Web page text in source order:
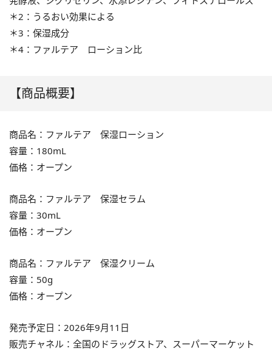
＊2：うるおい効果による
＊3：保湿成分
＊4：ファルテア ローション比
【商品概要】
商品名：ファルテア 保湿ローション
容量：180mL
価格：オープン
商品名：ファルテア 保湿セラム
容量：30mL
価格：オープン
商品名：ファルテア 保湿クリーム
容量：50g
価格：オープン
発売予定日：2026年9月11日
販売チャネル：全国のドラッグストア、スーパーマーケット